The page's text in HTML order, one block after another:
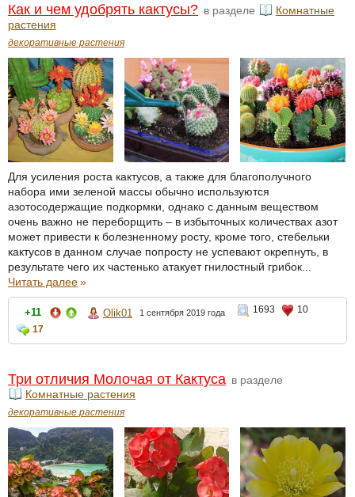
Как и чем удобрять кактусы? в разделе
Комнатные
растения
декоративные растения
Для усиления роста кактусов, а также для благополучного
набора ими зеленой массы обычно используются
азотосодержащие подкормки, однако с данным веществом
очень важно не переборщить – в избыточных количествах азот
может привести к болезненному росту, кроме того, стебельки
кактусов в данном случае попросту не успевают окрепнуть, в
результате чего их частенько атакует гнилостный грибок...
Читать далее»
+11 Olik01 1 сентября 2019 года 1693
10
17
Три отличия Молочая от Кактуса в разделе
Комнатные растения
декоративные растения